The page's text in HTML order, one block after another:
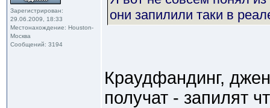
Зарегистрирован:
29.06.2009, 18:33
Местонахождение: Houston-
Москва
Сообщений: 3194
они запилили таки в
Краудфандинг,
получат - запилят